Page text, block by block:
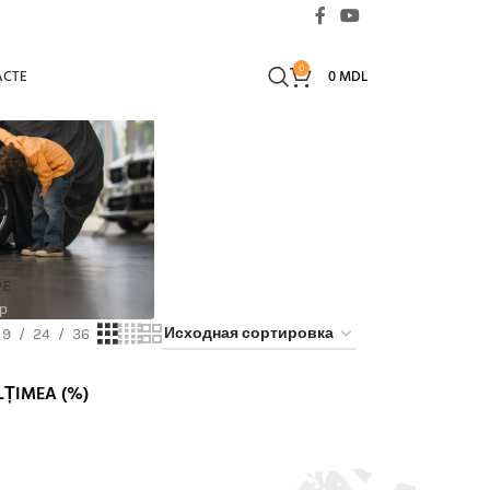
0 0MDL
9
24 36
(%)